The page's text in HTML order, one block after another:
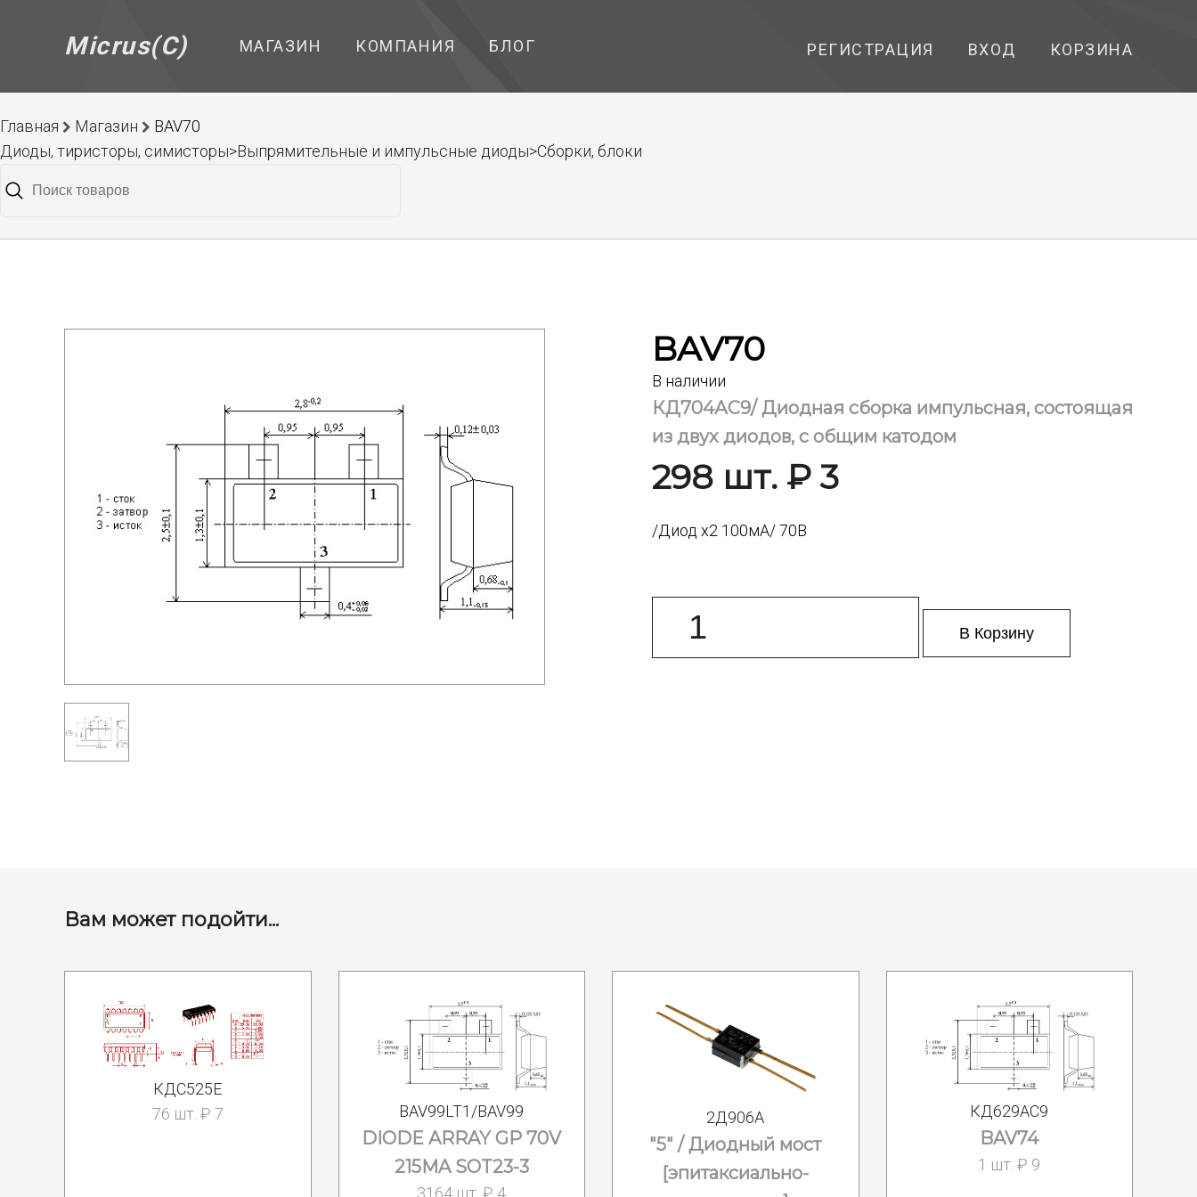
Micrus(C) МАГАЗИН КОМПАНИЯ БЛОГ РЕГИСТРАЦИЯ ВХОД КОРЗИНА
Главная Магазин
BAV70
Диоды, тиристоры, симисторы>Выпрямительные и импульсные диоды>Сборки, блоки
BAV70
В наличии
КД704АС9/ Диодная сборка импульсная, состоящая
из двух диодов, с общим катодом
298 шт. ₽ 3
/Диод х2 100мА/ 70В
В Корзину
Вам может подойти...
КДС525Е
76 шт. ₽ 7
BAV99LT1/BAV99
DIODE ARRAY GP 70V
215MA SOT23-3
3164 шт. ₽ 4
2Д906А
"5" / Диодный мост
[эпитаксиально-
КД629АС9
BAV74
1 шт. ₽ 9